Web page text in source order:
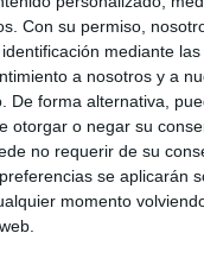
Con su permiso,
mediante
a nosotros y a
De forma alternativa,
otorgar o negar su
no requerir de su
se aplicarán
momento
tuviera un poder
Ricardo Pérez,
publicidad tiene
acercarse al
incluso a sí
y las que
más recuerdas de
letras,